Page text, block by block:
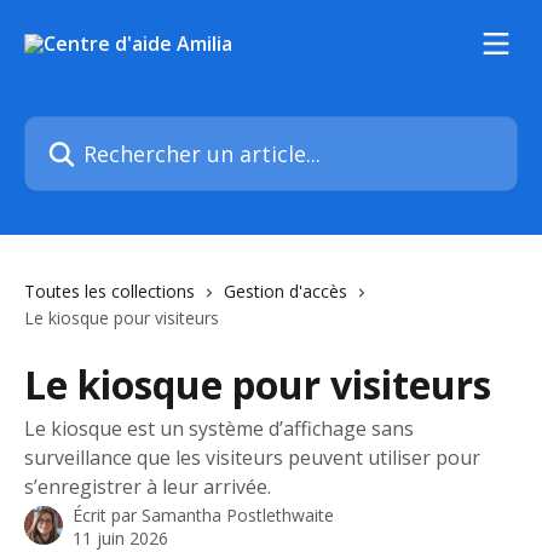
Rechercher un article...
Toutes les collections
Gestion d'accès
Le kiosque pour visiteurs
Le kiosque pour visiteurs
Le kiosque est un système d’affichage sans
surveillance que les visiteurs peuvent utiliser pour
s’enregistrer à leur arrivée.
Écrit par Samantha Postlethwaite
11 juin 2026